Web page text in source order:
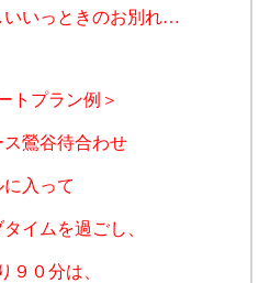
いいっときのお別れ…
トプラン例＞
ス鶯谷待合わせ
に入って
イムを過ごし、
９０分は、